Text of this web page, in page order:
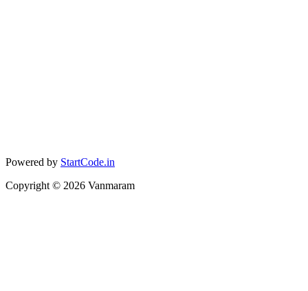
Powered by StartCode.in
Copyright © 2026 Vanmaram